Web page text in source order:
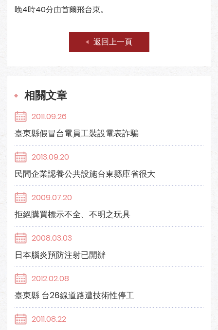
晚4時40分由首爾飛台東。
返回上一頁
相關文章
2011.09.26
臺東縣假冒台電員工裝設電表詐騙
2013.09.20
民間企業認養公共設施台東縣庫省很大
2009.07.20
拒絕購買標示不全、不明之玩具
2008.03.03
日本腦炎預防注射已開辦
2012.02.08
臺東縣 台26線道路遭技術性停工
2011.08.22